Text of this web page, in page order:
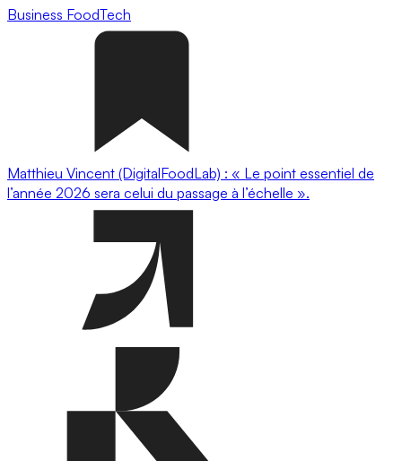
Business FoodTech
Matthieu Vincent (DigitalFoodLab) : « Le point essentiel de
l’année 2026 sera celui du passage à l’échelle ».